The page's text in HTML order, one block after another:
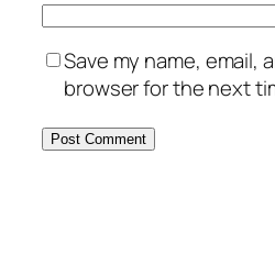
Save my name, email,
browser for the next